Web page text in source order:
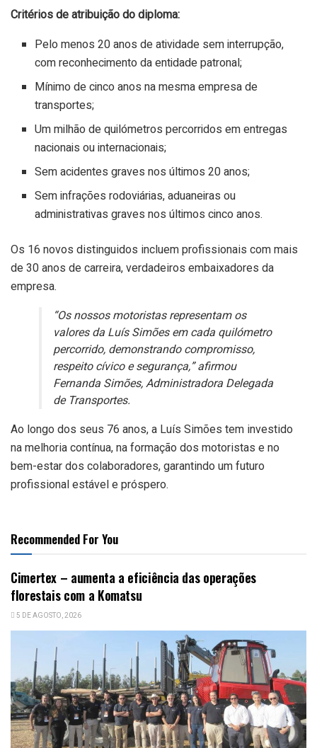
Critérios de atribuição do diploma:
Pelo menos 20 anos de atividade sem interrupção,
com reconhecimento da entidade patronal;
Mínimo de cinco anos na mesma empresa de
transportes;
Um milhão de quilómetros percorridos em entregas
nacionais ou internacionais;
Sem acidentes graves nos últimos 20 anos;
Sem infrações rodoviárias, aduaneiras ou
administrativas graves nos últimos cinco anos.
Os 16 novos distinguidos incluem profissionais com mais
de 30 anos de carreira, verdadeiros embaixadores da
empresa.
“Os nossos motoristas representam os
valores da Luís Simões em cada quilómetro
percorrido, demonstrando compromisso,
respeito cívico e segurança,” afirmou
Fernanda Simões, Administradora Delegada
de Transportes.
Ao longo dos seus 76 anos, a Luís Simões tem investido
na melhoria contínua, na formação dos motoristas e no
bem-estar dos colaboradores, garantindo um futuro
profissional estável e próspero.
Recommended For You
Cimertex – aumenta a eficiência das operações
florestais com a Komatsu
5 DE AGOSTO, 2026